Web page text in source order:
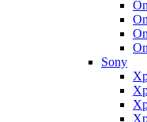
Sony